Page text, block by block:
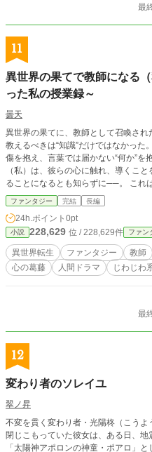
最
11
異世界の果てで教師になる
った私の授業録～
曇天
異世界の果てに、教師として召喚された（私）。 魔法が存在
教えるべきは“知識”だけではなかった。 私も異世界のものたちはそれぞれ、心に
傷を抱え、言葉では届かない“何か”を抱えていた。 教え
（私）は、彼らの心に触れ、導くことを選ぶ。 それが、世界の
ることになるとも知らずに──。 これは、教わることしかできなかった（私）
が、 教師として“導く者”になるまでの
ファンタジー 完結 長編
24h.ポイント 0pt
小説 228,629 位 / 228,629件 ファン
異世界転生 ファンタジー 教師
心の葛藤
人間ドラマ じわじわ
最
12
変わり者のソレイユ
翠ノ昇
不変を貫く変わり者・光陽柊（こう
閉じこもっていた彼女は、ある日、
「太陽神アポロンの神童・ポアロ」